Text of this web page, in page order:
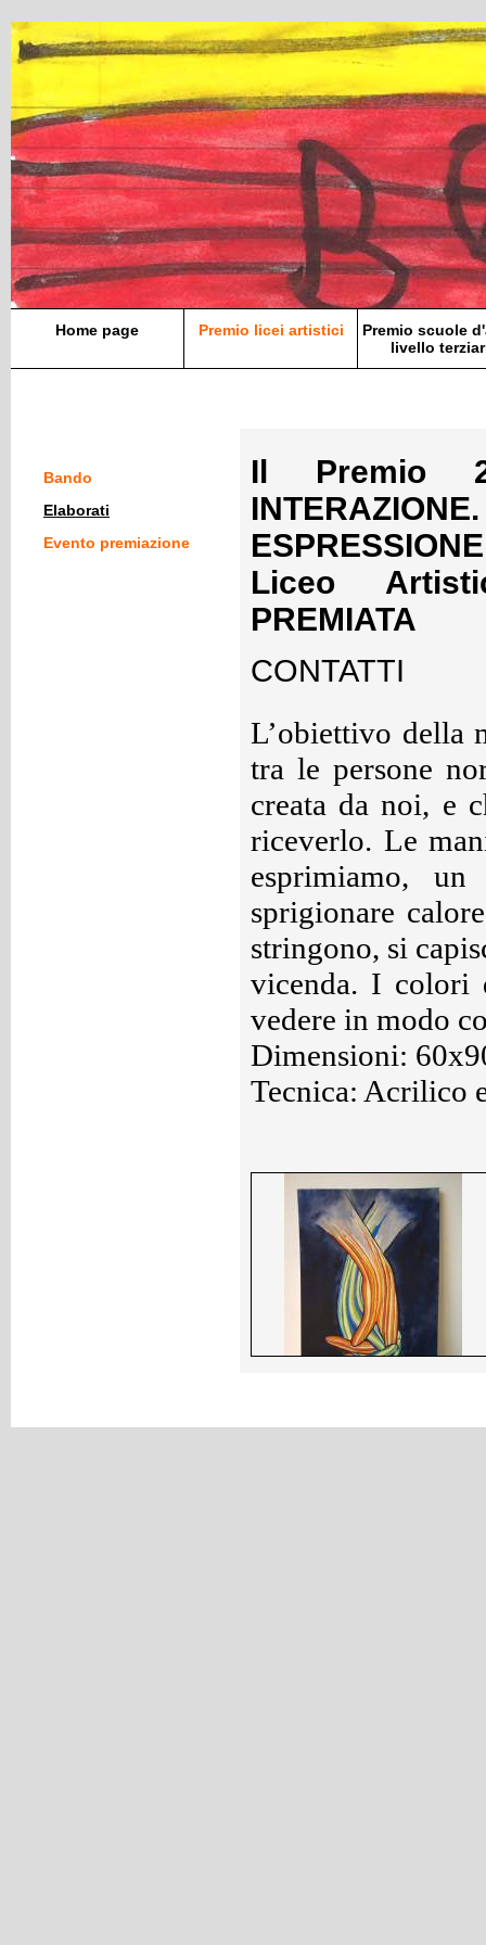
Home page Premio licei artistici
Premio scuole
livello
Bando
Elaborati
Evento premiazione
Il Premio
Liceo
PREMIATA
CONTATTI
L’obiettivo della
tra le persone
creata da noi, e
riceverlo. Le
esprimiamo,
sprigionare
stringono, si
vicenda. I colori
vedere in modo
Dimensioni:
Tecnica: Acrilico